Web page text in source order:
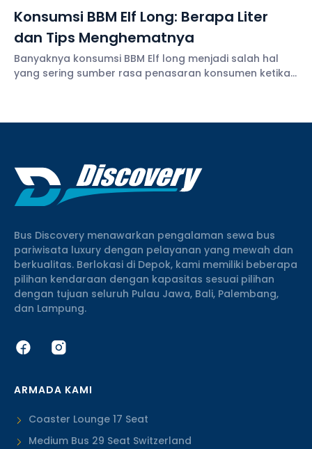
Konsumsi BBM Elf Long: Berapa Liter
dan Tips Menghematnya
Banyaknya konsumsi BBM Elf long menjadi salah hal
yang sering sumber rasa penasaran konsumen ketika
Bus Discovery menawarkan pengalaman sewa bus
pariwisata luxury dengan pelayanan yang mewah dan
berkualitas. Berlokasi di Depok, kami memiliki beberapa
pilihan kendaraan dengan kapasitas sesuai pilihan
dengan tujuan seluruh Pulau Jawa, Bali, Palembang,
dan Lampung.
ARMADA KAMI
Coaster Lounge 17 Seat
Medium Bus 29 Seat Switzerland